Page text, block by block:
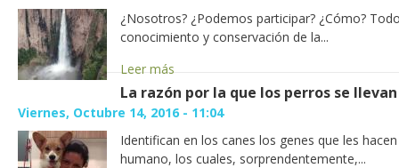
¿Nosotros? ¿Podemos participar? ¿Cómo?
conocimiento y conservación de la...
Leer más
La razón por la que los perros se
Viernes, Octubre 14, 2016 - 11:04
Identifican en los canes los genes que les
humano, los cuales, sorprendentemente,...